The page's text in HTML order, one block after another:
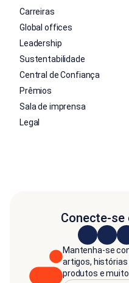
Carreiras
Global offices
Leadership
Sustentabilidade
Central de Confiança
Prêmios
Sala de imprensa
Legal
Conecte-se
Mantenha-se
artigos, histórias
produtos e muito